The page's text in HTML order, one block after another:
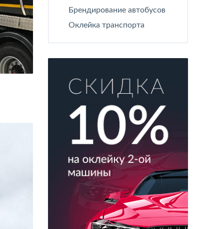
Брендирование автобусов
Оклейка транспорта